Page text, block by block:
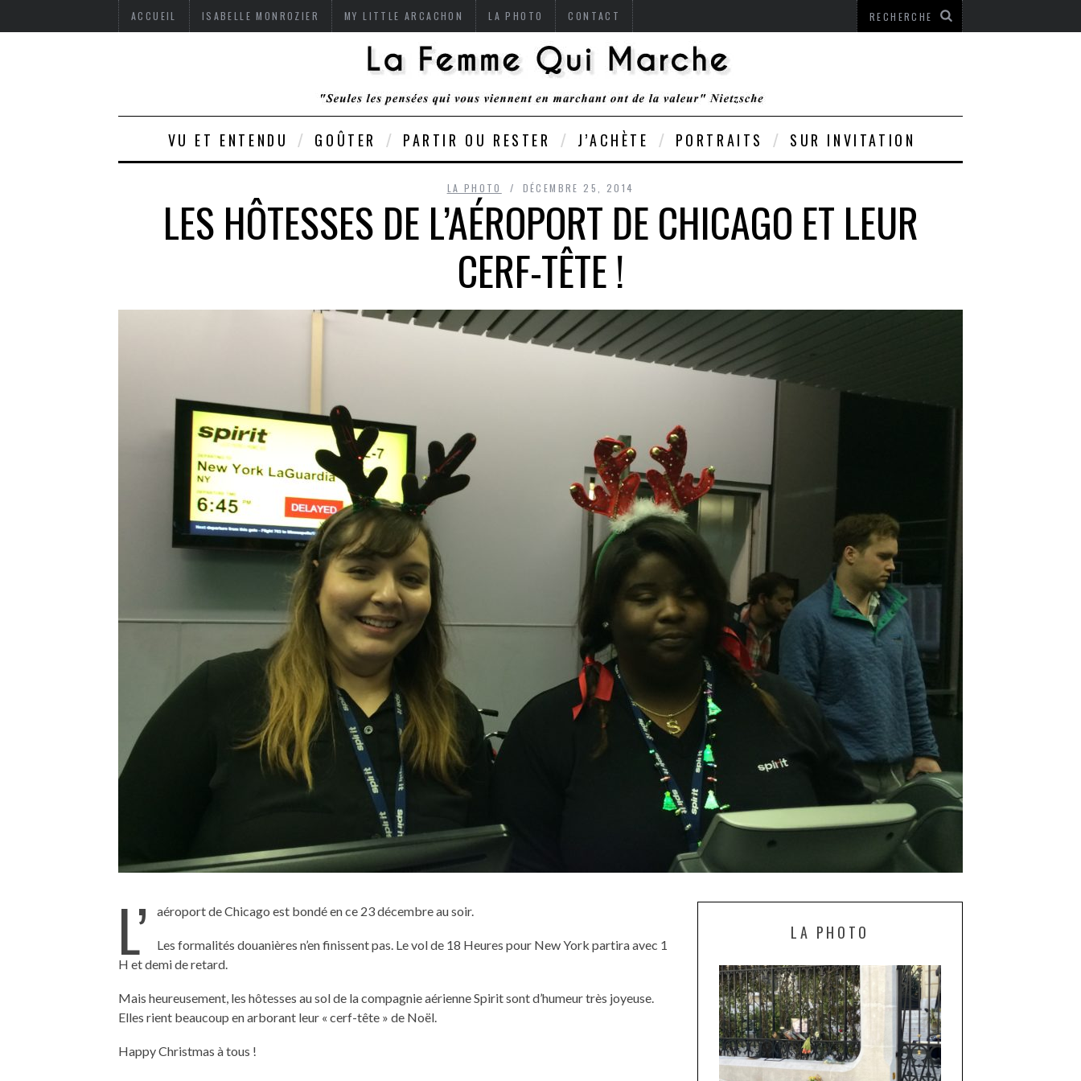
ACCUEIL ISABELLE MONROZIER MY LITTLE ARCACHON LA PHOTO CONTACT
VU ET ENTENDU GOÛTER PARTIR OU RESTER J’ACHÈTE PORTRAITS SUR INVITATION
LA PHOTO DÉCEMBRE 25, 2014
LES HÔTESSES DE L’AÉROPORT DE CHICAGO ET LEUR
CERF-TÊTE !
L’ aéroport de Chicago est bondé en ce 23 décembre au soir.
Les formalités douanières n’en finissent pas. Le vol de 18 Heures pour New York partira avec 1
H et demi de retard.
Mais heureusement, les hôtesses au sol de la compagnie aérienne Spirit sont d’humeur très joyeuse.
Elles rient beaucoup en arborant leur « cerf-tête » de Noël.
Happy Christmas à tous !
LA PHOTO